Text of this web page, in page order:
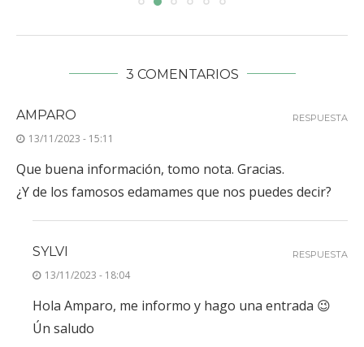
3 COMENTARIOS
AMPARO
13/11/2023 - 15:11
Que buena información, tomo nota. Gracias.
¿Y de los famosos edamames que nos puedes decir?
RESPUESTA
SYLVI
13/11/2023 - 18:04
Hola Amparo, me informo y hago una entrada 😉
Ún saludo
RESPUESTA